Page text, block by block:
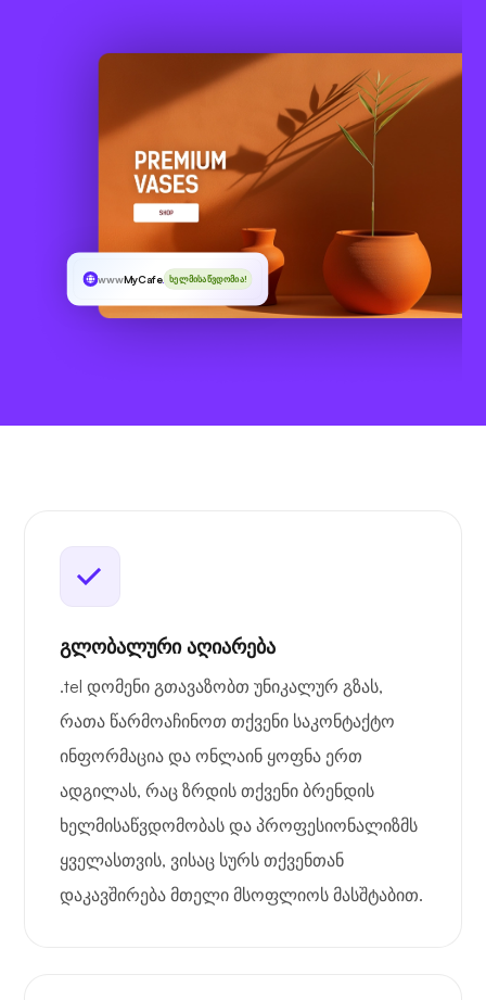
wwwMyCafe.telხელმისაწვდომია!
გლობალური აღიარება
.tel დომენი გთავაზობთ უნიკალურ გზას,
რათა წარმოაჩინოთ თქვენი საკონტაქტო
ინფორმაცია და ონლაინ ყოფნა ერთ
ადგილას, რაც ზრდის თქვენი ბრენდის
ხელმისაწვდომობას და პროფესიონალიზმს
ყველასთვის, ვისაც სურს თქვენთან
დაკავშირება მთელი მსოფლიოს მასშტაბით.